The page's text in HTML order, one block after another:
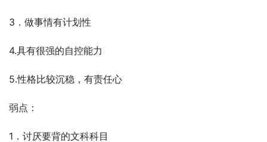
3．做事情有计划性
4.具有很强的自控能力
5.性格比较沉稳，有责任心
弱点：
1．讨厌要背的文科科目